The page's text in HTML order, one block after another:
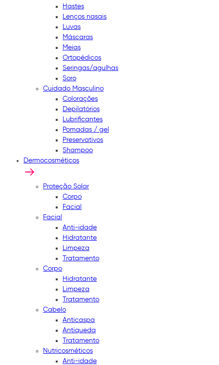
Hastes
Lenços nasais
Luvas
Máscaras
Meias
Ortopédicos
Seringas/agulhas
Soro
Cuidado Masculino
Colorações
Depilatórios
Lubrificantes
Pomadas / gel
Preservativos
Shampoo
Dermocosméticos
Proteção Solar
Corpo
Facial
Facial
Anti-idade
Hidratante
Limpeza
Tratamento
Corpo
Hidratante
Limpeza
Tratamento
Cabelo
Anticaspa
Antiqueda
Tratamento
Nutricosméticos
Anti-idade